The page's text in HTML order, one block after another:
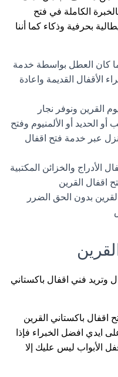
الكاملة في فتح
بحرفية وذكاء كما أننا
كان العطل بواسطة خدمة
الأقفال القديمة واعادة
القرين ونوفر نجار
أو الحديد أو الألمنيوم وفتح
عبر خدمة فتح اقفال
الأدراج والخزائن المكتبية
اقفال القرين
بدون الحق الضرر
وتريد فني اقفال باكستاني
باكستاني القرين
ايدي افضل الخبراء فإذا
الأبواب ليس عليك إلا